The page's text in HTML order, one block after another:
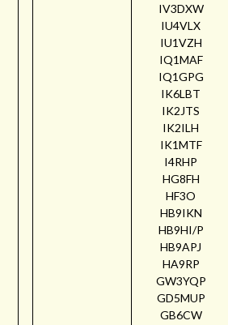
IV3DXW
IU4VLX
IU1VZH
IQ1MAF
IQ1GPG
IK6LBT
IK2JTS
IK2ILH
IK1MTF
I4RHP
HG8FH
HF3O
HB9IKN
HB9HI/P
HB9APJ
HA9RP
GW3YQP
GD5MUP
GB6CW